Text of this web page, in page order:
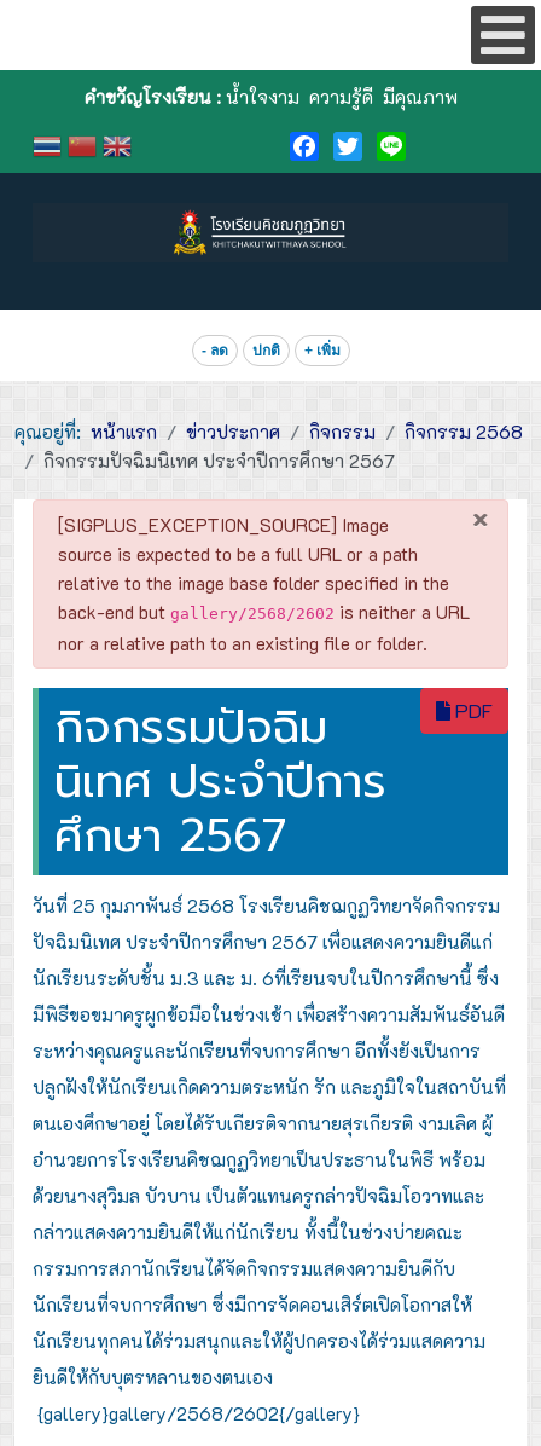
คำขวัญโรงเรียน :น้ำใจงาม ความรู้ดี มีคุณภาพ
Facebook
TwitterLine
- ลด ปกติ + เพิ่ม
คุณอยู่ที่: หน้าแรก ข่าวประกาศ กิจกรรม
กิจกรรม 2568
กิจกรรมปัจฉิมนิเทศ ประจำปีการศึกษา 2567
×
danger
[SIGPLUS_EXCEPTION_SOURCE] Image
source is expected to be a full URL or a path
relative to the image base folder specified in the
back-end but gallery/2568/2602 is neither a URL
nor a relative path to an existing file or folder.
PDF
กิจกรรมปัจฉิม
นิเทศ ประจำปีการ
ศึกษา 2567
วันที่ 25 กุมภาพันธ์ 2568 โรงเรียนคิชฌกูฏวิทยาจัดกิจกรรม
ปัจฉิมนิเทศ ประจำปีการศึกษา 2567 เพื่อแสดงความยินดีแก่
นักเรียนระดับชั้น ม.3 และ ม. 6ที่เรียนจบในปีการศึกษานี้ ซึ่ง
มีพิธีขอขมาครูผูกข้อมือในช่วงเช้า เพื่อสร้างความสัมพันธ์อันดี
ระหว่างคุณครูและนักเรียนที่จบการศึกษา อีกทั้งยังเป็นการ
ปลูกฝังให้นักเรียนเกิดความตระหนัก รัก และภูมิใจในสถาบันที่
ตนเองศึกษาอยู่ โดยได้รับเกียรติจากนายสุรเกียรติ งามเลิศ ผู้
อำนวยการโรงเรียนคิชฌกูฏวิทยาเป็นประธานในพิธี พร้อม
ด้วยนางสุวิมล บัวบาน เป็นตัวแทนครูกล่าวปัจฉิมโอวาทและ
กล่าวแสดงความยินดีให้แก่นักเรียน ทั้งนี้ในช่วงบ่ายคณะ
กรรมการสภานักเรียนได้จัดกิจกรรมแสดงความยินดีกับ
นักเรียนที่จบการศึกษา ซึ่งมีการจัดคอนเสิร์ตเปิดโอกาสให้
นักเรียนทุกคนได้ร่วมสนุกและให้ผู้ปกครองได้ร่วมแสดความ
ยินดีให้กับบุตรหลานของตนเอง
{gallery}gallery/2568/2602{/gallery}